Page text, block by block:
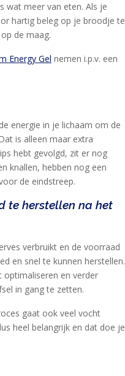
wat meer van eten. Als je
hartig beleg op je broodje te
de maag.
Energy Gel nemen i.p.v. een
energie in je lichaam om de
is alleen maar extra
hebt gevolgd, zit er nog
knallen, hebben nog een
de eindstreep.
te herstellen na het
verbruikt en de voorraad
en snel te kunnen herstellen.
optimaliseren en verder
in gang te zetten.
gaat ook veel vocht
heel belangrijk en dat doe je